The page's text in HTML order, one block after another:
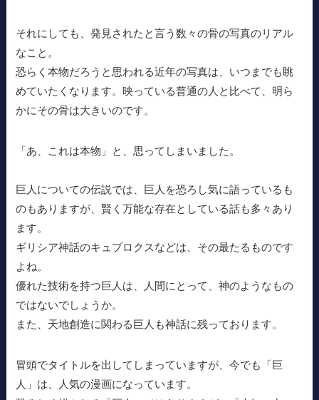
それにしても、発見されたと言う数々の骨の写真のリアル
なこと。
恐らく本物だろうと思われる近年の写真は、いつまでも眺
めていたくなります。映っている普通の人と比べて、明ら
かにその骨は大きいのです。
「あ、これは本物」と、思ってしまいました。
巨人についての伝説では、巨人を恐ろし気に語っているも
のもありますが、賢く万能な存在としている話も多々あり
ます。
ギリシア神話のキュプロクスなどは、その最たるものです
よね。
優れた技術を持つ巨人は、人間にとって、神のようなもの
ではないでしょうか。
また、天地創造に関わる巨人も神話に残っております。
冒頭でタイトルを出してしまっていますが、今でも「巨
人」は、人気の漫画になっています。